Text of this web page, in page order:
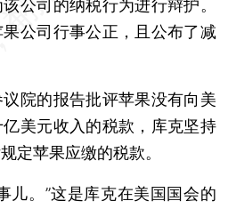
公司的纳税行为进行辩护。
公司行事公正，且公布了减
的报告批评苹果没有向美
美元收入的税款，库克坚持
定苹果应缴的税款。
。”这是库克在美国国会的